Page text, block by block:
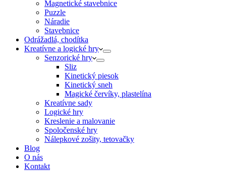
Magnetické stavebnice
Puzzle
Náradie
Stavebnice
Odrážadlá, chodítka
Kreatívne a logické hry
Senzorické hry
Sliz
Kinetický piesok
Kinetický sneh
Magické červíky, plastelína
Kreatívne sady
Logické hry
Kreslenie a malovanie
Spoločenské hry
Nálepkové zošity, tetovačky
Blog
O nás
Kontakt